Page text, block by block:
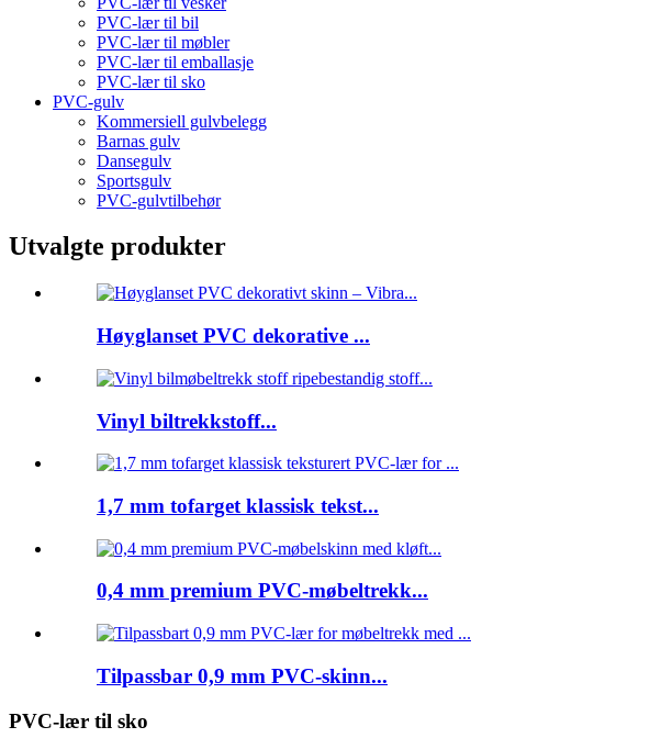
PVC-lær til bil
PVC-lær til møbler
PVC-lær til emballasje
PVC-lær til sko
PVC-gulv
Kommersiell gulvbelegg
Barnas gulv
Dansegulv
Sportsgulv
PVC-gulvtilbehør
Utvalgte produkter
Høyglanset PVC dekorative ...
Vinyl biltrekkstoff...
1,7 mm tofarget klassisk tekst...
0,4 mm premium PVC-møbeltrekk...
Tilpassbar 0,9 mm PVC-skinn...
PVC-lær til sko